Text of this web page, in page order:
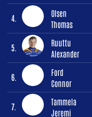
4.
Olsen
Thomas
5.
Ruuttu
Alexander
6.
Ford
Connor
7.
Tammela
Jeremi